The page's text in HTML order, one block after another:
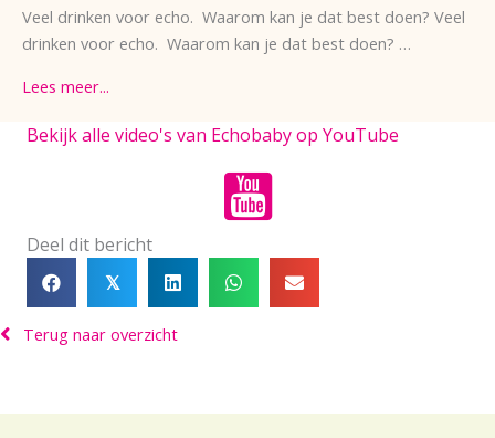
Veel drinken voor echo. Waarom kan je dat best doen? Veel
drinken voor echo. Waarom kan je dat best doen? …
Lees meer...
Bekijk alle video's van Echobaby op YouTube
Deel dit bericht
𝕏
Terug naar overzicht